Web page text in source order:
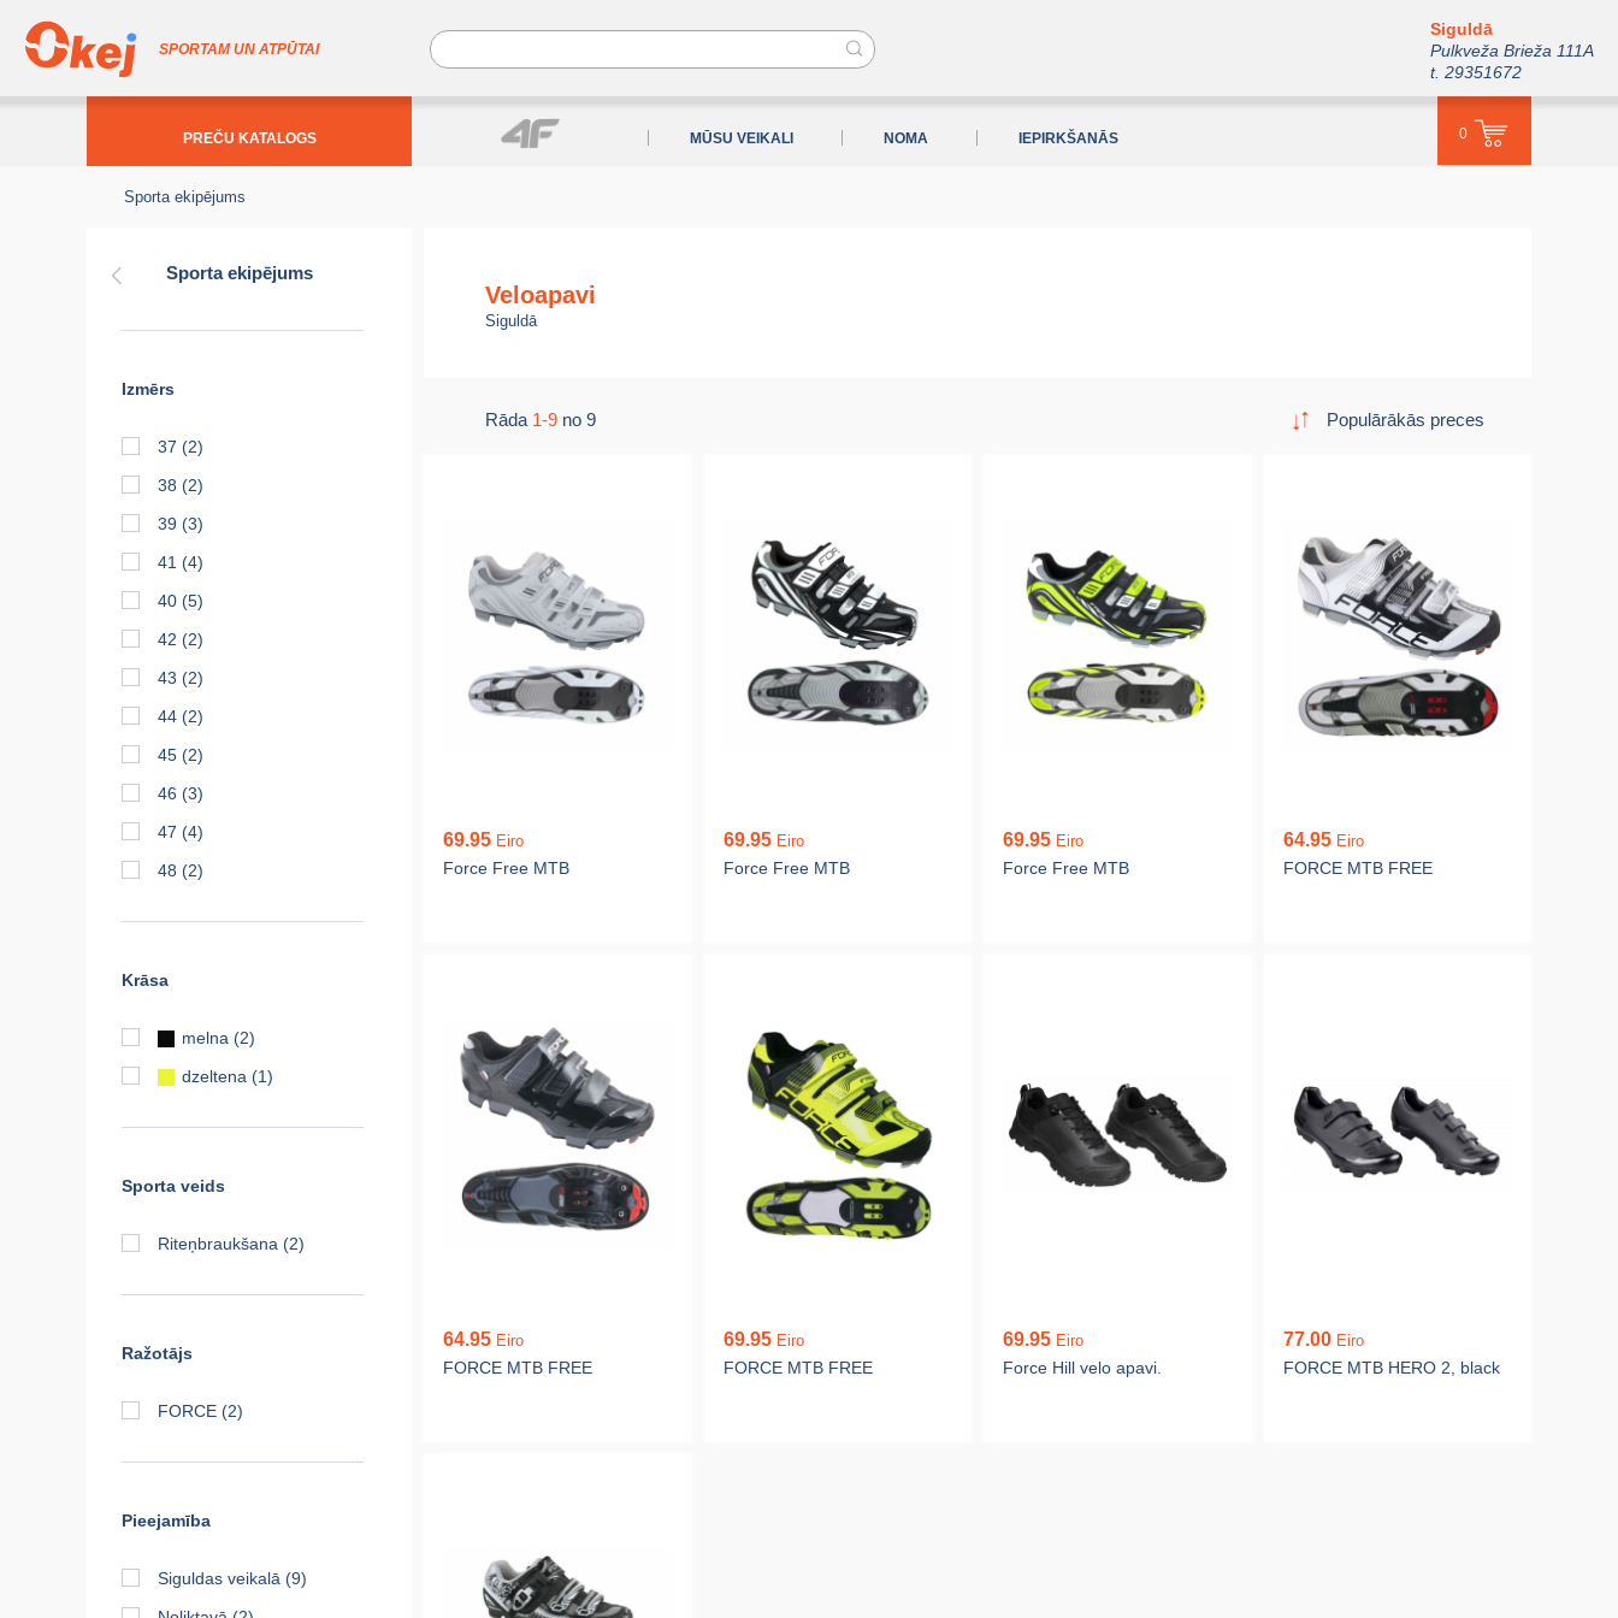
SPORTAM UN ATPŪTAI
Siguldā
Pulkveža Brieža 111A
t. 29351672
PREČU KATALOGS MŪSU VEIKALI NOMA IEPIRKŠANĀS 0
Sporta ekipējums
Sporta ekipējums
Izmērs
37 (2)
38 (2)
39 (3)
41 (4)
40 (5)
42 (2)
43 (2)
44 (2)
45 (2)
46 (3)
47 (4)
48 (2)
Krāsa
melna (2)
dzeltena (1)
Sporta veids
Riteņbraukšana (2)
Ražotājs
FORCE (2)
Pieejamība
Siguldas veikalā (9)
Veloapavi
Siguldā
Rāda 1-9 no 9 Populārākās preces
69.95 Eiro
Force Free MTB
69.95 Eiro
Force Free MTB
69.95 Eiro
Force Free MTB
64.95 Eiro
FORCE MTB FREE
64.95 Eiro
FORCE MTB FREE
69.95 Eiro
FORCE MTB FREE
69.95 Eiro
Force Hill velo apavi.
77.00 Eiro
FORCE MTB HERO 2, black